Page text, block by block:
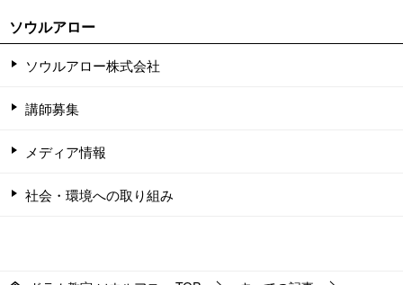
ソウルアロー
ソウルアロー株式会社
講師募集
メディア情報
社会・環境への取り組み